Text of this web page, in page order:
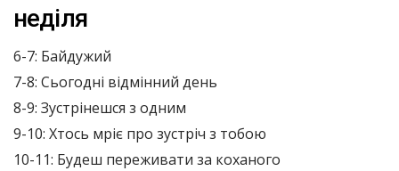
неділя
6-7: Байдужий
7-8: Сьогодні відмінний день
8-9: Зустрінешся з одним
9-10: Хтось мріє про зустріч з тобою
10-11: Будеш переживати за коханого